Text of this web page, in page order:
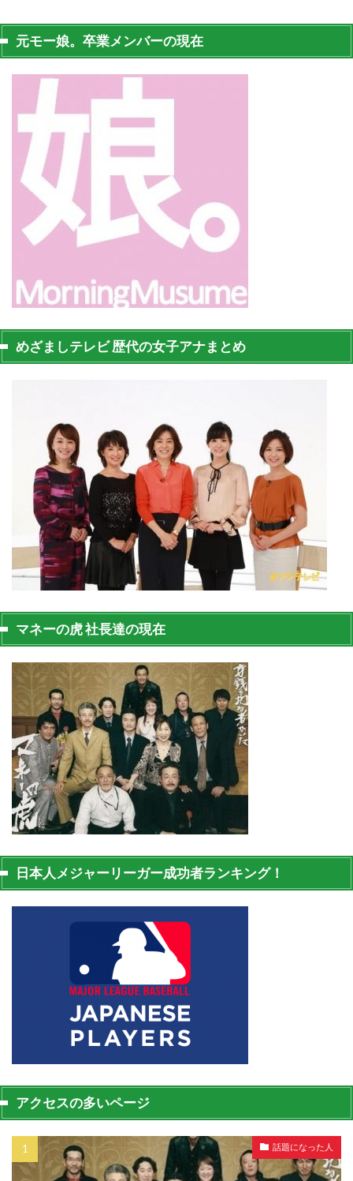
元モー娘。卒業メンバーの現在
めざましテレビ 歴代の女子アナまとめ
マネーの虎 社長達の現在
日本人メジャーリーガー成功者ランキング！
アクセスの多いページ
話題になった人